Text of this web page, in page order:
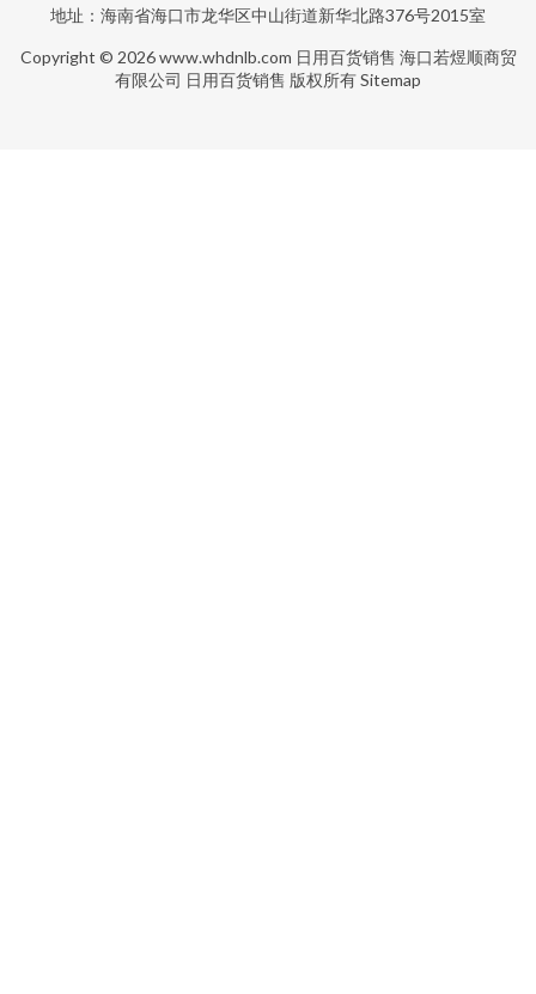
地址：海南省海口市龙华区中山街道新华北路376号2015室
Copyright © 2026www.whdnlb.com 日用百货销售 海口若煜顺商贸
有限公司 日用百货销售 版权所有Sitemap